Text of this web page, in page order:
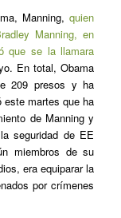
Manning,quien
Manning, en
que se la llamara
En total, Obama
209 presos y ha
este martes que ha
de Manning y
seguridad de EE
miembros de su
era equiparar la
por crímenes